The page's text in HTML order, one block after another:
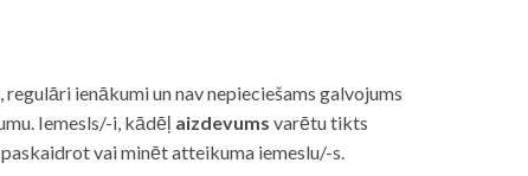
ienākumi un nav nepieciešams galvojums
Iemesls/-i, kādēļ aizdevums varētu tikts
vai minēt atteikuma iemeslu/-s.